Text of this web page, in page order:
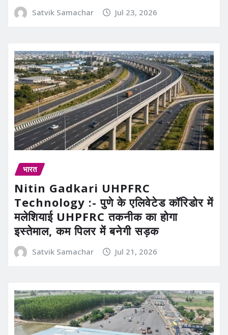
Satvik Samachar Jul 23, 2026
भारत
Nitin Gadkari UHPFRC
Technology :- पुणे के एलिवेटेड कॉरिडोर में
मलेशियाई UHPFRC तकनीक का होगा
इस्तेमाल, कम पिलर में बनेगी सड़क
Satvik Samachar Jul 21, 2026